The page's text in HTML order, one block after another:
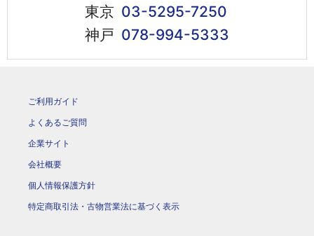
東京 03-5295-7250
神戸 078-994-5333
ご利用ガイド
よくあるご質問
企業サイト
会社概要
個人情報保護方針
特定商取引法・古物営業法に基づく表示